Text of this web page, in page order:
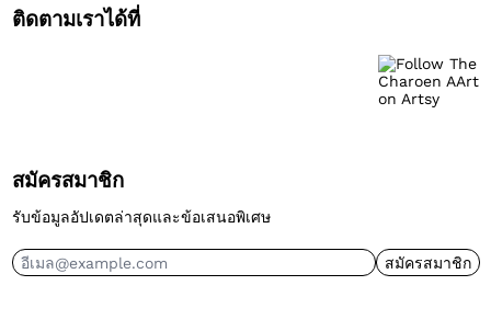
ติดตามเราได้ที่
สมัครสมาชิก
รับข้อมูลอัปเดตล่าสุดและข้อเสนอพิเศษ
ที่อยู่อีเมล์ สมัครสมาชิก